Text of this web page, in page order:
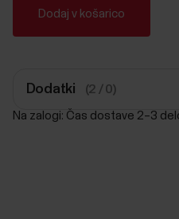
Dodaj v košarico
Dodatki (2 / 0)
Na zalogi: Čas dostave 2–3